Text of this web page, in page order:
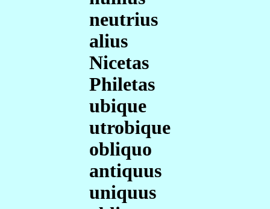
neutrius
alius
Nicetas
Philetas
ubique
utrobique
obliquo
antiquus
uniquus